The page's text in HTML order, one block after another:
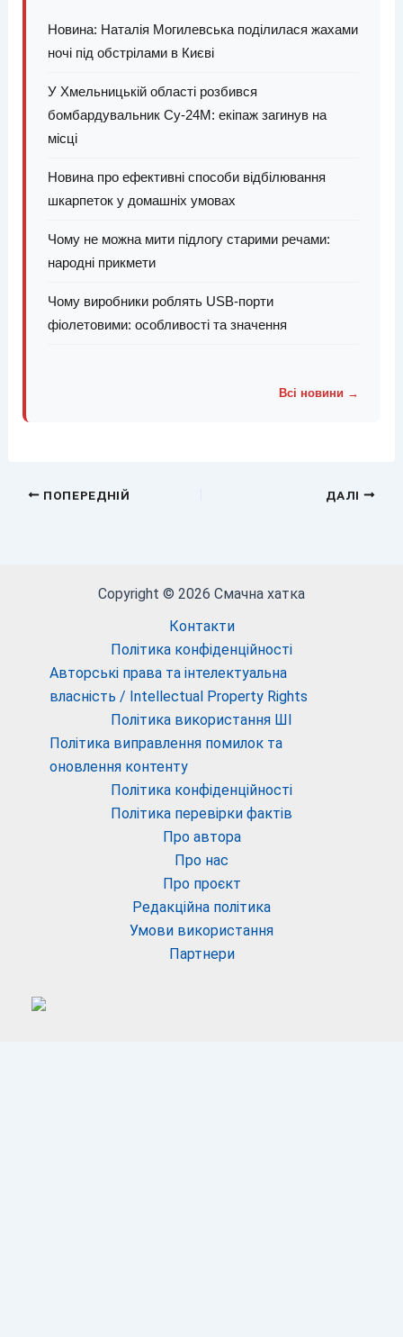
Новина: Наталія Могилевська поділилася жахами
ночі під обстрілами в Києві
У Хмельницькій області розбився
бомбардувальник Су-24М: екіпаж загинув на
місці
Новина про ефективні способи відбілювання
шкарпеток у домашніх умовах
Чому не можна мити підлогу старими речами:
народні прикмети
Чому виробники роблять USB-порти
фіолетовими: особливості та значення
Всі новини →
ПОПЕРЕДНІЙ ДАЛІ
Copyright © 2026 Смачна хатка
Контакти
Політика конфіденційності
Авторські права та інтелектуальна
власність / Intellectual Property Rights
Політика використання ШІ
Політика виправлення помилок та
оновлення контенту
Політика конфіденційності
Політика перевірки фактів
Про автора
Про нас
Про проєкт
Редакційна політика
Умови використання
Партнери